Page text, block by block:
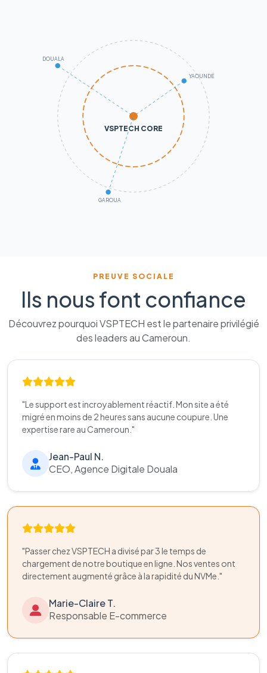
VSPTECH CORE
DOUALA
YAOUNDÉ
GAROUA
PREUVE SOCIALE
Ils nous font confiance
Découvrez pourquoi VSPTECH est le partenaire privilégié
des leaders au Cameroun.
"Le support est incroyablement réactif. Mon site a été
migré en moins de 2 heures sans aucune coupure. Une
expertise rare au Cameroun."
Jean-Paul N.
CEO, Agence Digitale Douala
"Passer chez VSPTECH a divisé par 3 le temps de
chargement de notre boutique en ligne. Nos ventes ont
directement augmenté grâce à la rapidité du NVMe."
Marie-Claire T.
Responsable E-commerce